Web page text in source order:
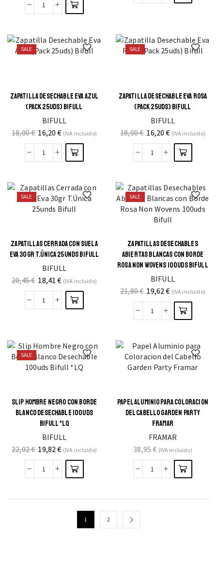
SALE
ZAPATILLA DESECHABLE EVA AZUL
(PACK 25UDS) BIFULL
BIFULL
18,00€ 16,20€ (IVA incluido)
SALE
ZAPATILLA DESECHABLE EVA ROSA
(PACK 25UDS) BIFULL
BIFULL
18,00€ 16,20€ (IVA incluido)
SALE
ZAPATILLAS CERRADA CON SUELA
EVA 30GR T.ÚNICA 25UNDS BIFULL
BIFULL
20,45€ 18,41€ (IVA incluido)
SALE
ZAPATILLAS DESECHABLES
ABIERTAS BLANCAS CON BORDE
ROSA NON WOVENS 100UDS BIFULL
BIFULL
21,80€ 19,62€ (IVA incluido)
SALE
SLIP HOMBRE NEGRO CON BORDE
BLANCO DESECHABLE 100UDS
BIFULL *LQ
BIFULL
22,02€ 19,82€ (IVA incluido)
PAPEL ALUMINIO PARA COLORACION
DEL CABELLO GARDEN PARTY
FRAMAR
FRAMAR
38,95€ (IVA incluido)
1 2